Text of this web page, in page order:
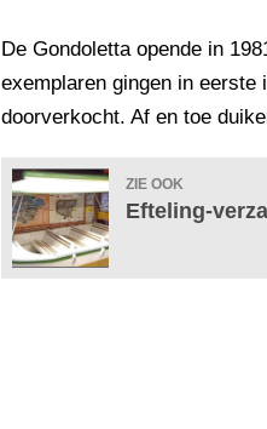
De Gondoletta opende in
exemplaren gingen in eerste
doorverkocht. Af en toe
ZIE OOK
Efteling-